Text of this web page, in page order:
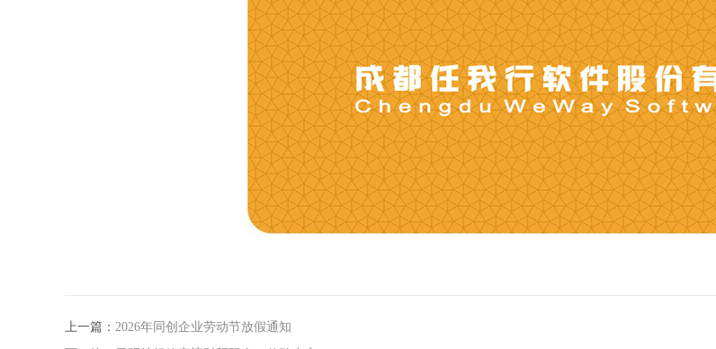
上一篇： 2026年同创企业劳动节放假通知